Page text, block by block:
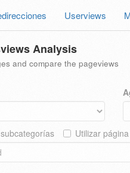
Userviews
Analysis
and compare the pageviews
Utilizar